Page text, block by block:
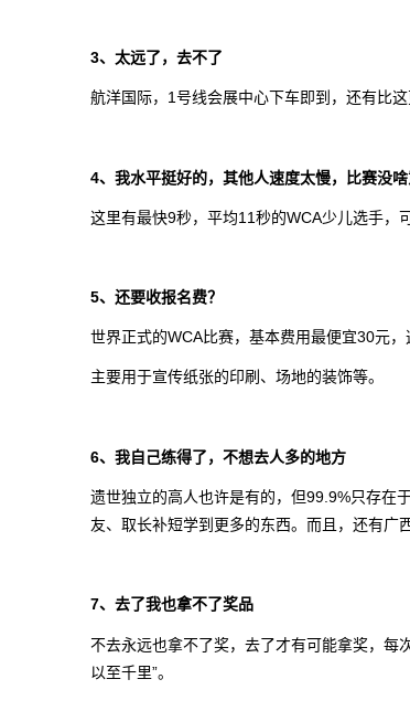
3、太远了，去不了
航洋国际，1号线会展中心下车即到，还有比这
4、我水平挺好的，其他人速度太慢，比赛没啥
这里有最快9秒，平均11秒的WCA少儿选手，
5、还要收报名费？
世界正式的WCA比赛，基本费用最便宜30元，
主要用于宣传纸张的印刷、场地的装饰等。
6、我自己练得了，不想去人多的地方
遗世独立的高人也许是有的，但99.9%只存在
友、取长补短学到更多的东西。而且，还有广
7、去了我也拿不了奖品
不去永远也拿不了奖，去了才有可能拿奖，每
以至千里”。